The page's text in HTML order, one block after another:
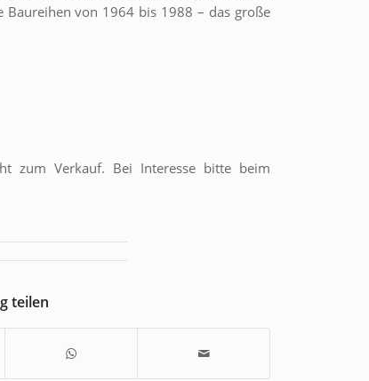
Baureihen von 1964 bis 1988 – das große
zum Verkauf. Bei Interesse bitte beim
teilen